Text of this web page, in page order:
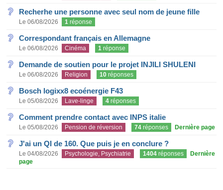
Recherhe une personne avec seul nom de jeune fille
Le 06/08/2026 1 réponse
Correspondant français en Allemagne
Le 06/08/2026 Cinéma 1 réponse
Demande de soutien pour le projet INJILI SHULENI
Le 06/08/2026 Religion 10 réponses
Bosch logixx8 ecoénergie F43
Le 05/08/2026 Lave-linge 4 réponses
Comment prendre contact avec INPS italie
Le 05/08/2026 Pension de réversion 74 réponses Dernière page
J'ai un QI de 160. Que puis je en conclure ?
Le 04/08/2026 Psychologie, Psychiatrie 1404 réponses
Dernière
page